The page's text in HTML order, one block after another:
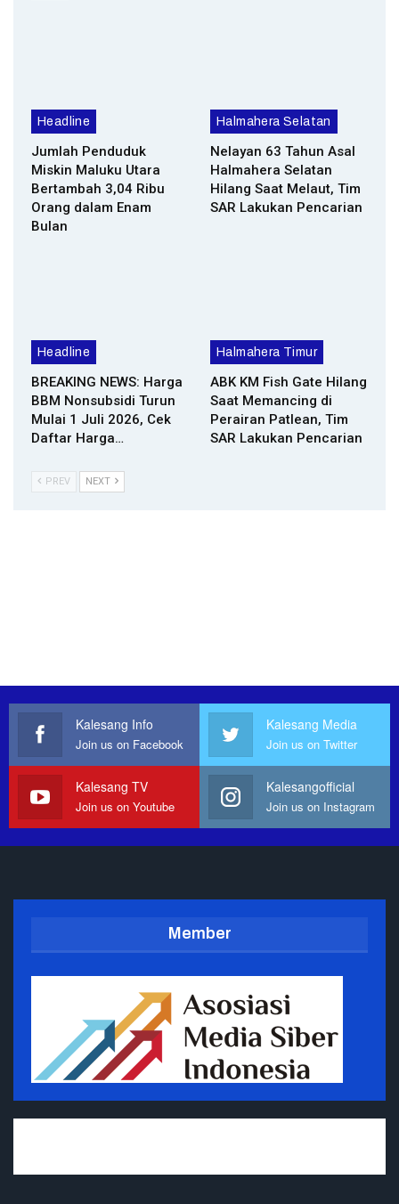
Headline
Jumlah Penduduk
Miskin Maluku Utara
Bertambah 3,04 Ribu
Orang dalam Enam
Bulan
Halmahera Selatan
Nelayan 63 Tahun Asal
Halmahera Selatan
Hilang Saat Melaut, Tim
SAR Lakukan Pencarian
Headline
BREAKING NEWS: Harga
BBM Nonsubsidi Turun
Mulai 1 Juli 2026, Cek
Daftar Harga…
Halmahera Timur
ABK KM Fish Gate Hilang
Saat Memancing di
Perairan Patlean, Tim
SAR Lakukan Pencarian
PREV NEXT
Kalesang Info
Join us on Facebook
Kalesang Media
Join us on Twitter
Kalesang TV
Join us on Youtube
Kalesangofficial
Join us on Instagram
Member